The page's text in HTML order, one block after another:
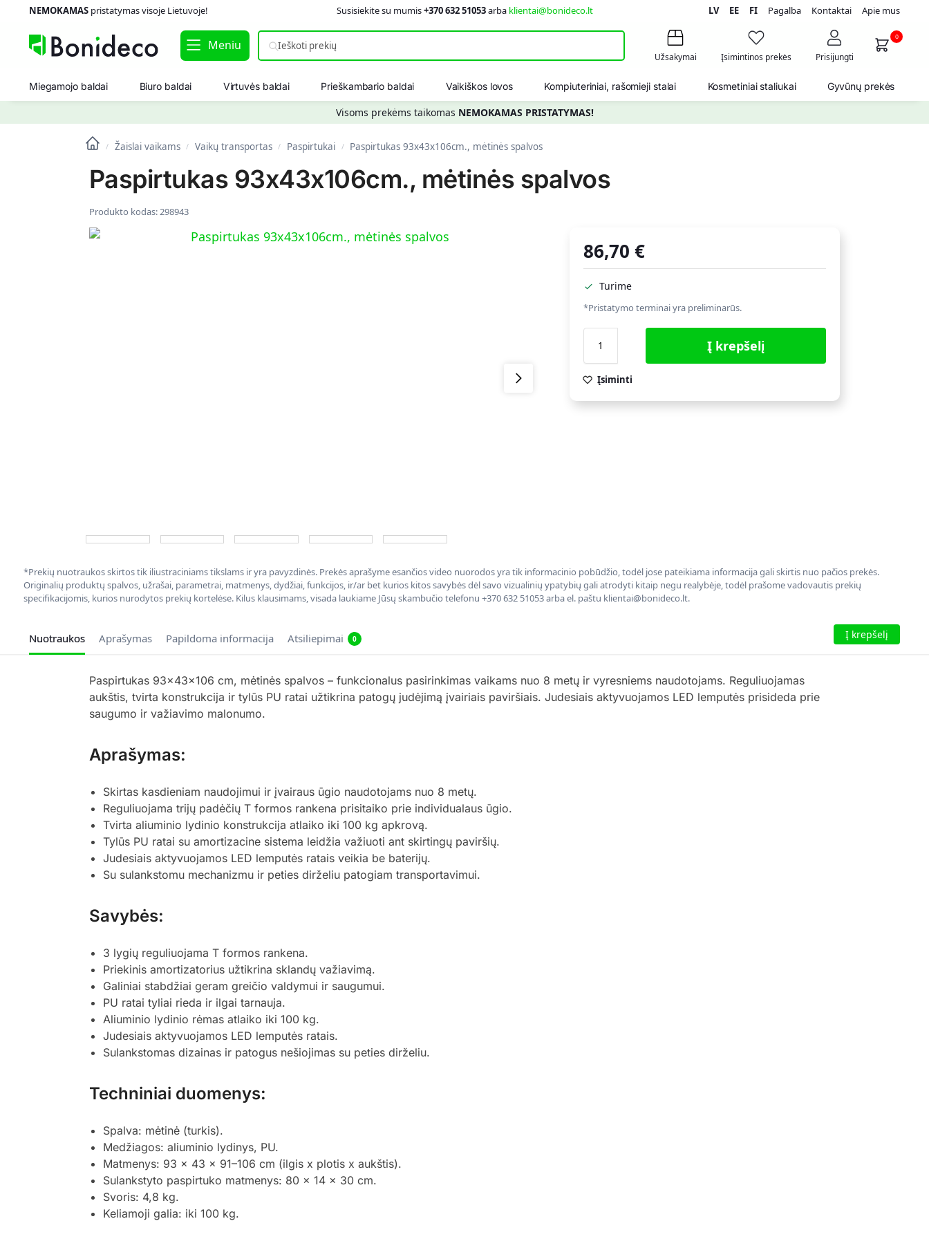
NEMOKAMASpristatymas visoje Lietuvoje! Susisiekite su mumis+370 632 51053arba klientai@bonideco.lt LV EE FI Pagalba Kontaktai Apie mus
Meniu
Užsakymai Įsimintinos prekės Prisijungti
0
Miegamojo baldai Biuro baldai Virtuvės baldai Prieškambario baldai Vaikiškos lovos Kompiuteriniai, rašomieji stalai Kosmetiniai staliukai Gyvūnų prekės
Visoms prekėms taikomas NEMOKAMAS PRISTATYMAS!
/ Žaislai vaikams / Vaikų transportas / Paspirtukai / Paspirtukas 93x43x106cm., mėtinės spalvos
Paspirtukas 93x43x106cm., mėtinės spalvos
Produkto kodas:298943
86,70€
Turime
*Pristatymo terminai yra preliminarūs.
Į krepšelį
Įsiminti
*Prekių nuotraukos skirtos tik iliustraciniams tikslams ir yra pavyzdinės. Prekės aprašyme esančios video nuorodos yra tik informacinio pobūdžio, todėl jose pateikiama informacija gali skirtis nuo pačios prekės.
Originalių produktų spalvos, užrašai, parametrai, matmenys, dydžiai, funkcijos, ir/ar bet kurios kitos savybės dėl savo vizualinių ypatybių gali atrodyti kitaip negu realybėje, todėl prašome vadovautis prekių
specifikacijomis, kurios nurodytos prekių kortelėse. Kilus klausimams, visada laukiame Jūsų skambučio telefonu +370 632 51053 arba el. paštu klientai@bonideco.lt.
Nuotraukos Aprašymas Papildoma informacija Atsiliepimai 0 Į krepšelį
Paspirtukas 93x43x106 cm, mėtinės spalvos – funkcionalus pasirinkimas vaikams nuo 8 metų ir vyresniems naudotojams. Reguliuojamas
aukštis, tvirta konstrukcija ir tylūs PU ratai užtikrina patogų judėjimą įvairiais paviršiais. Judesiais aktyvuojamos LED lemputės prisideda prie
saugumo ir važiavimo malonumo.
Aprašymas:
Skirtas kasdieniam naudojimui ir įvairaus ūgio naudotojams nuo 8 metų.
Reguliuojama trijų padėčių T formos rankena prisitaiko prie individualaus ūgio.
Tvirta aliuminio lydinio konstrukcija atlaiko iki 100 kg apkrovą.
Tylūs PU ratai su amortizacine sistema leidžia važiuoti ant skirtingų paviršių.
Judesiais aktyvuojamos LED lemputės ratais veikia be baterijų.
Su sulankstomu mechanizmu ir peties dirželiu patogiam transportavimui.
Savybės:
3 lygių reguliuojama T formos rankena.
Priekinis amortizatorius užtikrina sklandų važiavimą.
Galiniai stabdžiai geram greičio valdymui ir saugumui.
PU ratai tyliai rieda ir ilgai tarnauja.
Aliuminio lydinio rėmas atlaiko iki 100 kg.
Judesiais aktyvuojamos LED lemputės ratais.
Sulankstomas dizainas ir patogus nešiojimas su peties dirželiu.
Techniniai duomenys:
Spalva: mėtinė (turkis).
Medžiagos: aliuminio lydinys, PU.
Matmenys: 93 x 43 x 91–106 cm (ilgis x plotis x aukštis).
Sulankstyto paspirtuko matmenys: 80 x 14 x 30 cm.
Svoris: 4,8 kg.
Keliamoji galia: iki 100 kg.